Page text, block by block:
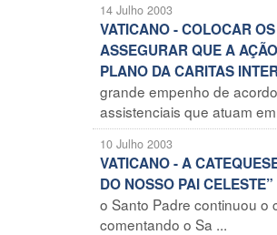
14 Julho 2003
VATICANO - COLOCAR
ASSEGURAR QUE A
PLANO DA CARITAS
grande empenho de
assistenciais que atuam
10 Julho 2003
VATICANO - A
DO NOSSO PAI CELESTE”
o Santo Padre continuou o
comentando o Sa ...